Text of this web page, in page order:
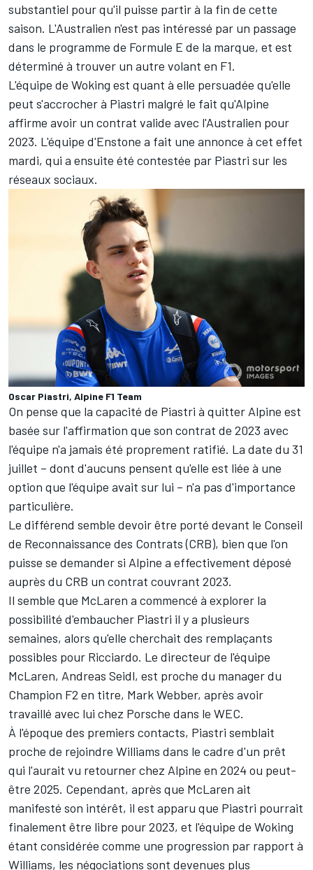
substantiel pour qu'il puisse partir à la fin de cette
saison. L'Australien n'est pas intéressé par un passage
dans le programme de Formule E de la marque, et est
déterminé à trouver un autre volant en F1.
L'équipe de Woking est quant à elle persuadée qu'elle
peut s'accrocher à Piastri malgré le fait qu'Alpine
affirme avoir un contrat valide avec l'Australien pour
2023. L'équipe d'Enstone a fait une annonce à cet effet
mardi, qui a ensuite été contestée par Piastri sur les
réseaux sociaux.
Oscar Piastri, Alpine F1 Team
On pense que la capacité de Piastri à quitter Alpine est
basée sur l'affirmation que son contrat de 2023 avec
l'équipe n'a jamais été proprement ratifié. La date du 31
juillet – dont d'aucuns pensent qu'elle est liée à une
option que l'équipe avait sur lui – n'a pas d'importance
particulière.
Le différend semble devoir être porté devant le Conseil
de Reconnaissance des Contrats (CRB), bien que l'on
puisse se demander si Alpine a effectivement déposé
auprès du CRB un contrat couvrant 2023.
Il semble que McLaren a commencé à explorer la
possibilité d'embaucher Piastri il y a plusieurs
semaines, alors qu'elle cherchait des remplaçants
possibles pour Ricciardo. Le directeur de l'équipe
McLaren, Andreas Seidl, est proche du manager du
Champion F2 en titre, Mark Webber, après avoir
travaillé avec lui chez Porsche dans le WEC.
À l'époque des premiers contacts, Piastri semblait
proche de rejoindre Williams dans le cadre d'un prêt
qui l'aurait vu retourner chez Alpine en 2024 ou peut-
être 2025. Cependant, après que McLaren ait
manifesté son intérêt, il est apparu que Piastri pourrait
finalement être libre pour 2023, et l'équipe de Woking
étant considérée comme une progression par rapport à
Williams, les négociations sont devenues plus